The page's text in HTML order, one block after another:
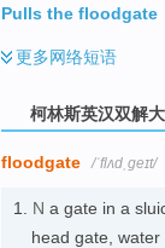
Pulls the floodgate
更多网络短语
柯林斯英汉双解
floodgate /ˈflʌdˌɡeɪt/
1. N a gate in a
head gate,